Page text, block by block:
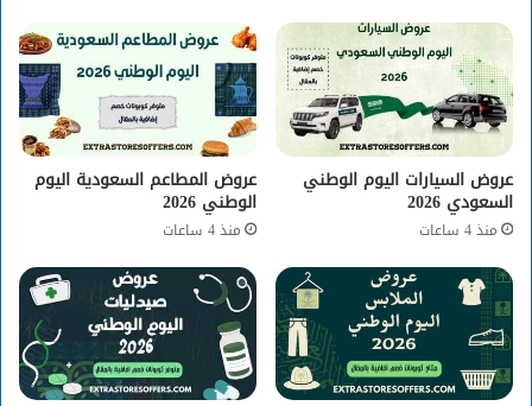
عروض السيارات اليوم الوطني
السعودي 2026
منذ 4 ساعات
عروض المطاعم السعودية اليوم
الوطني 2026
منذ 4 ساعات